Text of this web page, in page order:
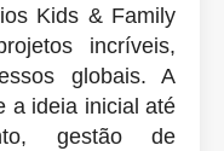
Kids & Family
incríveis,
globais. A
a ideia inicial até
gestão de